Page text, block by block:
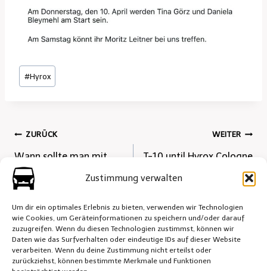
Zustimmung verwalten
Um dir ein optimales Erlebnis zu bieten, verwenden wir Technologien
wie Cookies, um Geräteinformationen zu speichern und/oder darauf
zuzugreifen. Wenn du diesen Technologien zustimmst, können wir
Daten wie das Surfverhalten oder eindeutige IDs auf dieser Website
verarbeiten. Wenn du deine Zustimmung nicht erteilst oder
zurückziehst, können bestimmte Merkmale und Funktionen
Schlagworte:
#Hyrox
Beitrags-
Navigation
ZURÜCK
Wann sollte man mit
einer MPU-Vorbereitung
anfangen?
WEITER
T-10 until Hyrox Cologne